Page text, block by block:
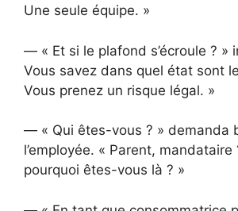
Une seule équipe. »
— « Et si le plafond s’écroule ? »
Vous savez dans quel état sont
Vous prenez un risque légal. »
— « Qui êtes-vous ? » demanda
l’employée. « Parent, mandataire
pourquoi êtes-vous là ? »